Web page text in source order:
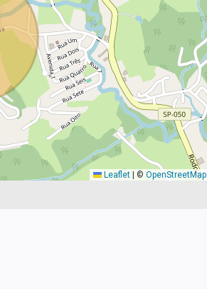
Leaflet © OpenStreetMap